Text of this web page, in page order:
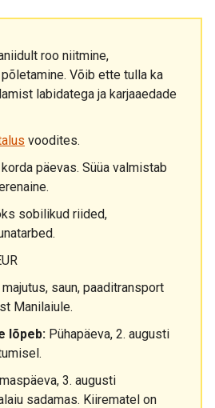
roo niitmine,
Võib ette tulla ka
labidatega ja karjaaedade
voodites.
päevas. Süüa valmistab
sobilikud riided,
majutus, saun, paaditransport
Manilaiule.
lõpeb: Pühapäeva, 2. augusti
3. augusti
sadamas. Kiirematel on